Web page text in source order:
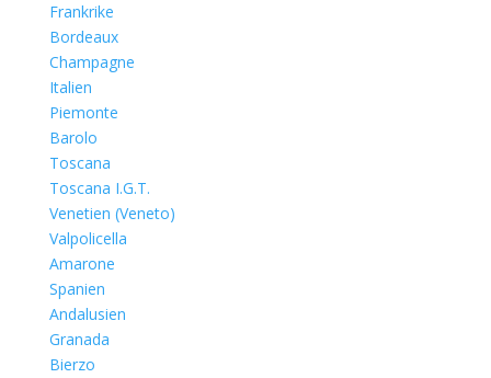
Frankrike
Bordeaux
Champagne
Italien
Piemonte
Barolo
Toscana
Toscana I.G.T.
Venetien (Veneto)
Valpolicella
Amarone
Spanien
Andalusien
Granada
Bierzo